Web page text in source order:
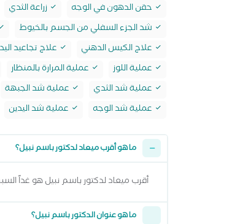
حقن الدهون في الوجه
زراعة الثدي
شد الجزء السفلي من الجسم بالخيوط
علاج الكيس الدهني
علاج تجاعيد
عملية اللوز
عملية المرارة بالمنظار
عملية شد الثدي
عملية شد الجبهة
عملية شد الوجه
عملية شد اليدين
ما هو أقرب ميعاد لدكتور باسم نبيل؟
أقرب ميعاد لدكتور باسم نبيل هو غداً السبت 08 اغسطس 2026 من 7:00 مساءً وتقدر تشوف كل المواعيد المتاحة من خلال عرض
ما هو عنوان الدكتور باسم نبيل؟